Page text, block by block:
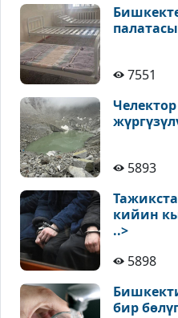
7551
5893
кийин
..>
5898
бир